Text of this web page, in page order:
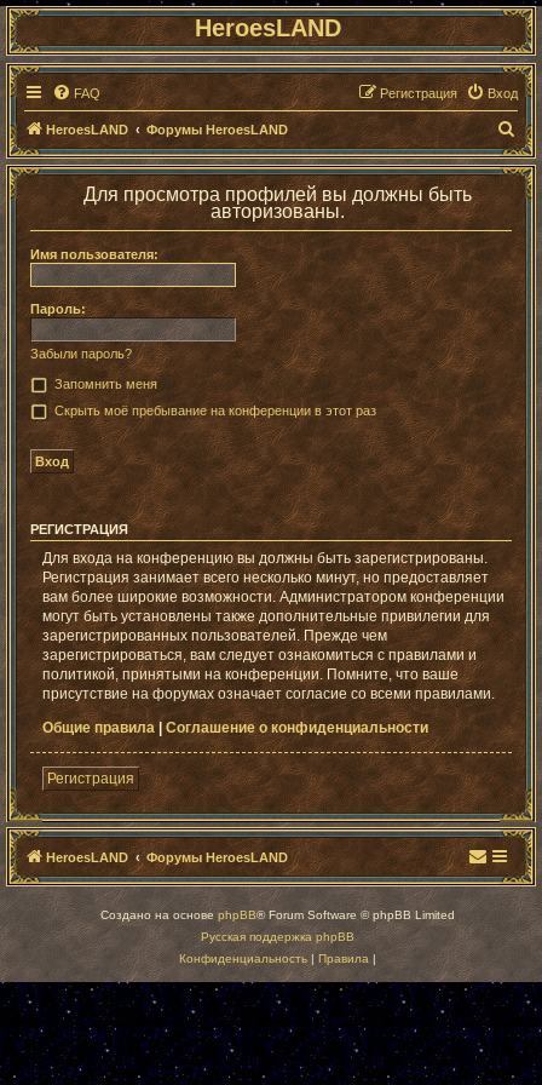
HeroesLAND
FAQ Вход
Регистрация
HeroesLAND Форумы HeroesLAND
П
о
и
к
Для просмотра профилей вы должны быть
авторизованы.
Имя пользователя:
Пароль:
Забыли пароль?
Запомнить меня
Скрыть моё пребывание на конференции в этот раз
РЕГИСТРАЦИЯ
Для входа на конференцию вы должны быть зарегистрированы.
Регистрация занимает всего несколько минут, но предоставляет
вам более широкие возможности. Администратором конференции
могут быть установлены также дополнительные привилегии для
зарегистрированных пользователей. Прежде чем
зарегистрироваться, вам следует ознакомиться с правилами и
политикой, принятыми на конференции. Помните, что ваше
присутствие на форумах означает согласие со всеми правилами.
Общие правила|Соглашение о конфиденциальности
Регистрация
HeroesLAND Форумы HeroesLAND
Создано на основе phpBB® Forum Software © phpBB Limited
Русская поддержка phpBB
Конфиденциальность| Правила |